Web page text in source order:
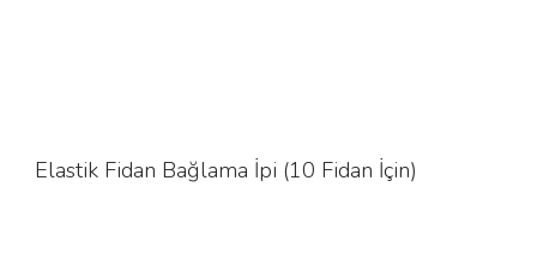
Elastik Fidan Bağlama İpi (10 Fidan İçin)